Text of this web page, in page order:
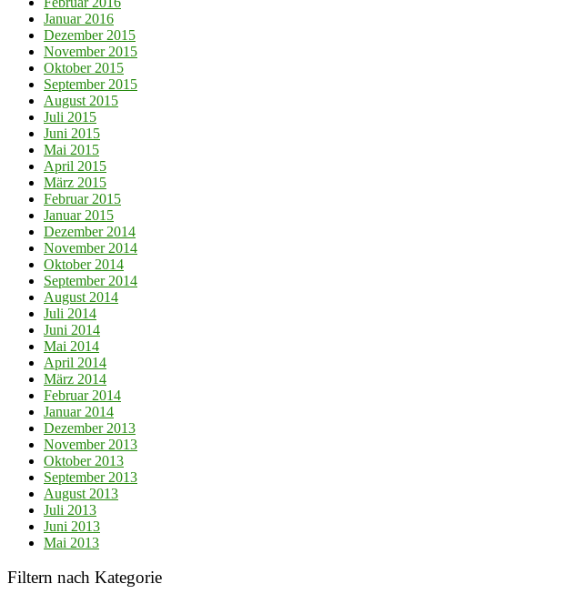
Januar 2016
Dezember 2015
November 2015
Oktober 2015
September 2015
August 2015
Juli 2015
Juni 2015
Mai 2015
April 2015
März 2015
Februar 2015
Januar 2015
Dezember 2014
November 2014
Oktober 2014
September 2014
August 2014
Juli 2014
Juni 2014
Mai 2014
April 2014
März 2014
Februar 2014
Januar 2014
Dezember 2013
November 2013
Oktober 2013
September 2013
August 2013
Juli 2013
Juni 2013
Mai 2013
Filtern nach Kategorie